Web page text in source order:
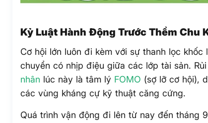
Kỷ Luật Hành Động Trước Thềm Chu
Cơ hội lớn luôn đi kèm với sự thanh lọc
chuyển có nhịp điệu giữa các lớp tài sản.
nhân lúc này là tâm lý FOMO (sợ lỡ cơ hội),
các vùng kháng cự kỹ thuật căng cứng.
Quá trình vận động đi lên từ nay đến tháng